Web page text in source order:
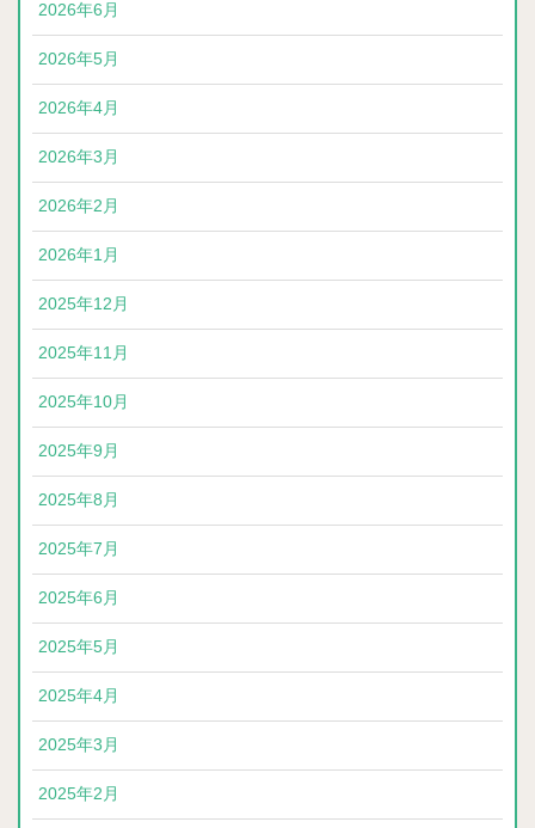
2026年6月
2026年5月
2026年4月
2026年3月
2026年2月
2026年1月
2025年12月
2025年11月
2025年10月
2025年9月
2025年8月
2025年7月
2025年6月
2025年5月
2025年4月
2025年3月
2025年2月